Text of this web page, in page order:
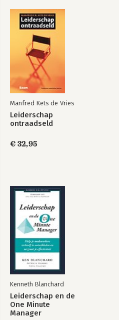
20. Significant leiderschap
21. Oplossingen voor Ego-
Mijn verhaal
Dankwoord
Manfred Kets de Vries
Leiderschap
ontraadseld
€ 32,95
Kenneth Blanchard
Leiderschap en de
One Minute
Manager